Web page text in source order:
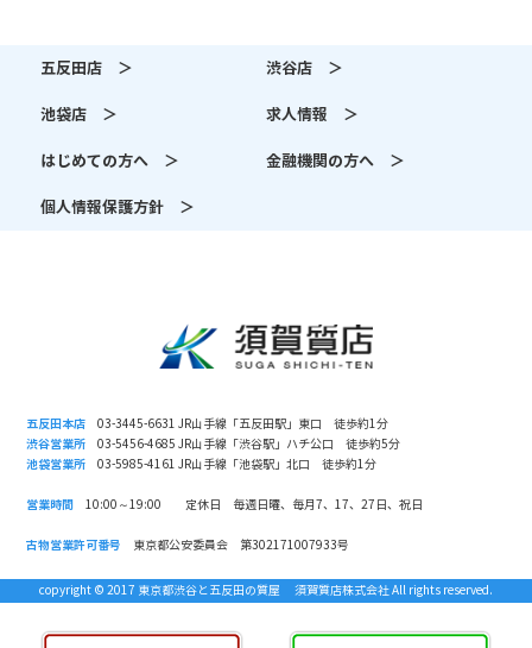
五反田店 ＞ 渋谷店 ＞
池袋店 ＞ 求人情報 ＞
はじめての方へ ＞ 金融機関の方へ ＞
個人情報保護方針 ＞
五反田本店 03-3445-6631 JR山手線「五反田駅」東口 徒歩約1分
渋谷営業所 03-5456-4685 JR山手線「渋谷駅」ハチ公口 徒歩約5分
池袋営業所 03-5985-4161 JR山手線「池袋駅」北口 徒歩約1分
営業時間 10:00～19:00 定休日 毎週日曜、毎月7、17、27日、祝日
古物営業許可番号 東京都公安委員会 第302171007933号
copyright © 2017 東京都渋谷と五反田の質屋 須賀質店株式会社 All rights reserved.